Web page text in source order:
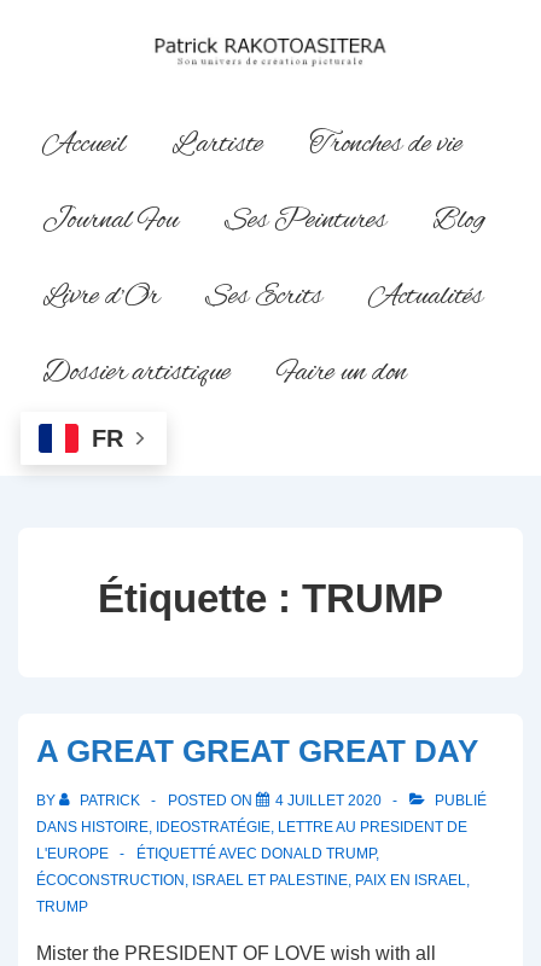
principal
Navigation
Accueil L’artiste
Tronches de vie
Journal Fou
Ses Peintures
Blog
Livre d’Or
Ses Ecrits
Actualités
Dossier artistique
Faire un don
FR
Étiquette : TRUMP
A GREAT GREAT GREAT DAY
BY PATRICK POSTED ON 4 JUILLET 2020
PUBLIÉ
DANS HISTOIRE, IDEOSTRATÉGIE, LETTRE AU PRESIDENT DE
L'EUROPE
ÉTIQUETTÉ AVEC DONALD TRUMP,
ÉCOCONSTRUCTION , ISRAEL ET PALESTINE, PAIX EN ISRAEL,
TRUMP
Mister the PRESIDENT OF LOVE wish with all